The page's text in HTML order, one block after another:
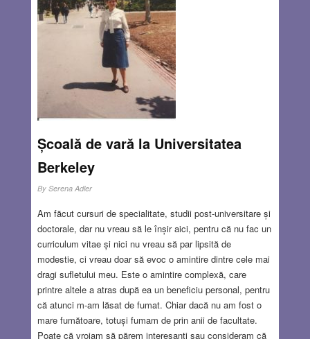
Școală de vară la Universitatea
Berkeley
By Serena Adler
Am făcut cursuri de specialitate, studii post-universitare și
doctorale, dar nu vreau să le înșir aici, pentru că nu fac un
curriculum vitae și nici nu vreau să par lipsită de
modestie, ci vreau doar să evoc o amintire dintre cele mai
dragi sufletului meu. Este o amintire complexă, care
printre altele a atras după ea un beneficiu personal, pentru
că atunci m-am lăsat de fumat. Chiar dacă nu am fost o
mare fumătoare, totuși fumam de prin anii de facultate.
Poate că vroiam să părem interesanți sau consideram că